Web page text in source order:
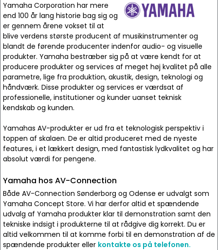
Yamaha Corporation har mere
end 100 år lang historie bag sig og
er gennem årene vokset til at
blive verdens største producent af musikinstrumenter og
blandt de førende producenter indenfor audio- og visuelle
produkter. Yamaha bestræber sig på at være kendt for at
producere produkter og services af meget høj kvalitet på alle
parametre, lige fra produktion, akustik, design, teknologi og
håndværk. Disse produkter og services er værdsat af
professionelle, institutioner og kunder uanset teknisk
kendskab og kunden.
Yamahas AV-produkter er ud fra et teknologisk perspektiv i
toppen af skalaen. De er altid produceret med de nyeste
features, i et lækkert design, med fantastisk lydkvalitet og har
absolut værdi for pengene.
Yamaha hos AV-Connection
Både AV-Connection Sønderborg og Odense er udvalgt som
Yamaha Concept Store. Vi har derfor altid et spændende
udvalg af Yamaha produkter klar til demonstration samt den
tekniske indsigt i produkterne til at rådgive dig korrekt. Du er
altid velkommen til at komme forbi til en demonstration af de
spændende produkter eller kontakte os på telefonen.